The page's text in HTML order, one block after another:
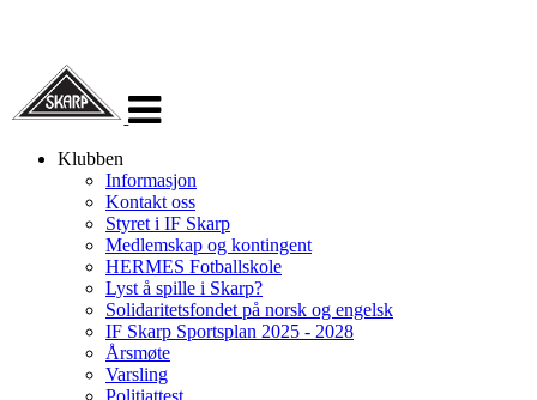
navigasjon
Klubben
Informasjon
Kontakt oss
Styret i IF Skarp
Medlemskap og kontingent
HERMES Fotballskole
Lyst å spille i Skarp?
Solidaritetsfondet på norsk og engelsk
IF Skarp Sportsplan 2025 - 2028
Årsmøte
Varsling
Politiattest